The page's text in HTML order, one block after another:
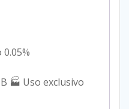
🏭 Uso exclusivo